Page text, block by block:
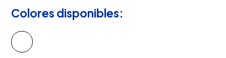
Colores disponibles: